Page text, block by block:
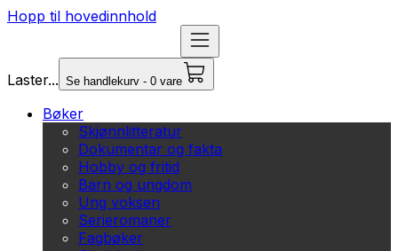
Hopp til hovedinnhold
Laster... Se handlekurv - 0 vare
Bøker
Skjønnlitteratur
Dokumentar og fakta
Hobby og fritid
Barn og ungdom
Ung voksen
Serieromaner
Fagbøker